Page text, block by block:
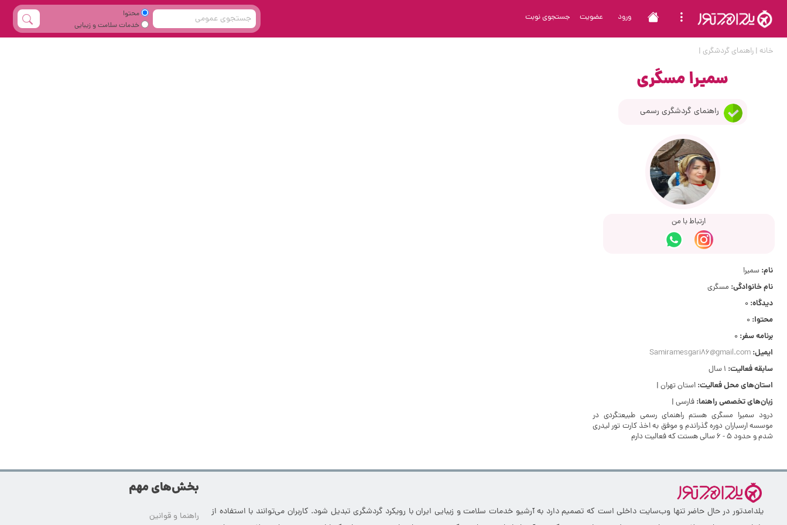
ورود عضویت جستجوی نوبت
محتوا
خدمات سلامت و زیبایی
خانه |راهنمای گردشگری |
سمیرا مسگری
راهنمای گردشگری رسمی
ارتباط با من
نام: سمیرا
نام خانوادگی: مسگری
دیدگاه:
محتوا:
برنامه سفر:
ایمیل:
سابقه فعالیت:
استان‌های محل فعالیت: استان تهران |
زبان‌های تخصصی راهنما: فارسی |
درود سمیرا مسگری هستم راهنمای رسمی طبیعتگردی در
موسسه ارسباران دوره گذراندم و موفق به اخذ کارت تور لیدری
شدم و حدود ۵ - ۶ سالی هستت که فعالیت دارم
یلدامدتور در حال حاضر تنها وب‌سایت داخلی است که تصمیم دارد به آرشیو خدمات سلامت و زیبایی ایران با رویکرد گردشگری تبدیل شود. کاربران می‌توانند با استفاده از
بخش‌های مهم
راهنما و قوانین